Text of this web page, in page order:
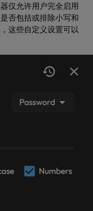
仅允许用户完全启用
否包括或排除小写和
这些自定义设置可以